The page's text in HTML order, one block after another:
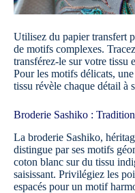
Utilisez du papier transfert
de motifs complexes.
transférez-le sur votre tissu
Pour les motifs délicats,
tissu révèle chaque détail à
Broderie Sashiko :
La broderie Sashiko,
distingue par ses motifs
coton blanc sur du tissu
saisissant. Privilégiez les
espacés pour un motif